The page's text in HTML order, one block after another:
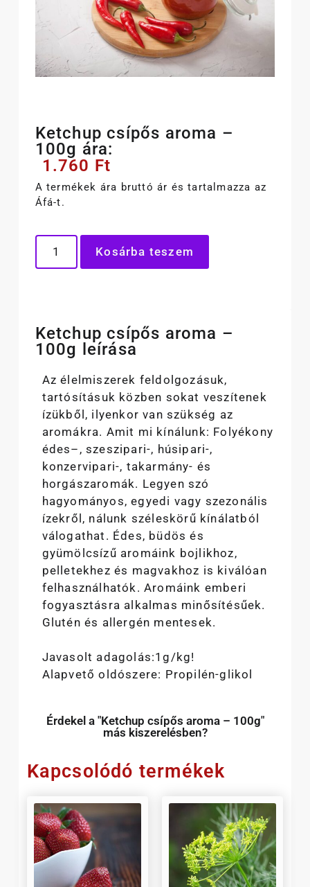
Ketchup csípős aroma –
100g ára:
1.760 Ft
A termékek ára bruttó ár és tartalmazza az
Áfá-t.
Kosárba teszem
Ketchup csípős aroma –
100g leírása
Az élelmiszerek feldolgozásuk,
tartósításuk közben sokat veszítenek
ízükből, ilyenkor van szükség az
aromákra. Amit mi kínálunk: Folyékony
édes–, szeszipari-, húsipari-,
konzervipari-, takarmány- és
horgászaromák. Legyen szó
hagyományos, egyedi vagy szezonális
ízekről, nálunk széleskörű kínálatból
válogathat. Édes, büdös és
gyümölcsízű aromáink bojlikhoz,
pelletekhez és magvakhoz is kiválóan
felhasználhatók. Aromáink emberi
fogyasztásra alkalmas minősítésűek.
Glutén és allergén mentesek.
Javasolt adagolás:1g/kg!
Alapvető oldószere: Propilén-glikol
Érdekel a "Ketchup csípős aroma – 100g"
más kiszerelésben?
Kapcsolódó termékek